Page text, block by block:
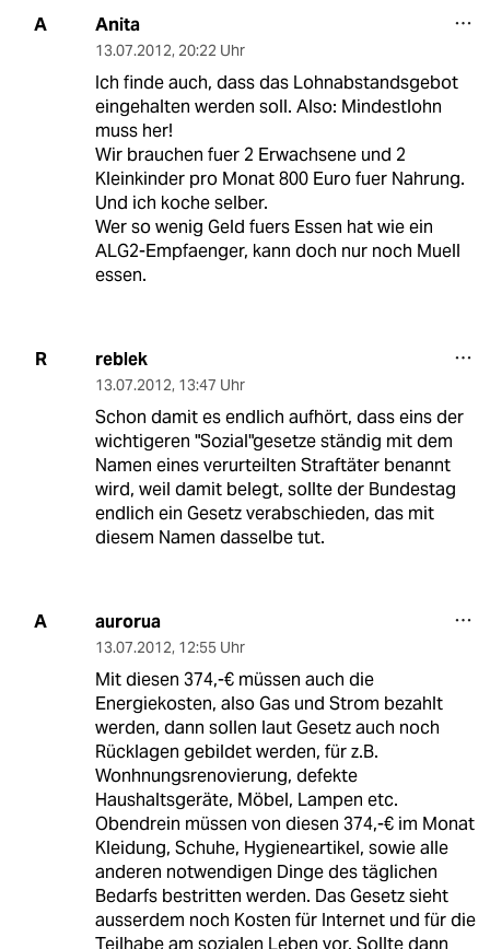
A Anita
13.07.2012, 20:22 Uhr
Ich finde auch, dass das Lohnabstandsgebot
eingehalten werden soll. Also: Mindestlohn
muss her!
Wir brauchen fuer 2 Erwachsene und 2
Kleinkinder pro Monat 800 Euro fuer Nahrung.
Und ich koche selber.
Wer so wenig Geld fuers Essen hat wie ein
ALG2-Empfaenger, kann doch nur noch Muell
essen.
R reblek
13.07.2012, 13:47 Uhr
Schon damit es endlich aufhört, dass eins der
wichtigeren "Sozial"gesetze ständig mit dem
Namen eines verurteilten Straftäter benannt
wird, weil damit belegt, sollte der Bundestag
endlich ein Gesetz verabschieden, das mit
diesem Namen dasselbe tut.
A aurorua
13.07.2012, 12:55 Uhr
Mit diesen 374,-€ müssen auch die
Energiekosten, also Gas und Strom bezahlt
werden, dann sollen laut Gesetz auch noch
Rücklagen gebildet werden, für z.B.
Wonhnungsrenovierung, defekte
Haushaltsgeräte, Möbel, Lampen etc.
Obendrein müssen von diesen 374,-€ im Monat
Kleidung, Schuhe, Hygieneartikel, sowie alle
anderen notwendigen Dinge des täglichen
Bedarfs bestritten werden. Das Gesetz sieht
ausserdem noch Kosten für Internet und für die
Teilhabe am sozialen Leben vor. Sollte dann